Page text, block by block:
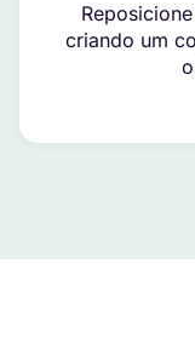
criando um